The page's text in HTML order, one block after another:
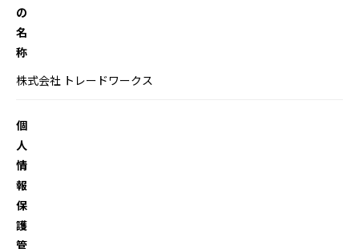
の
名
称
株式会社 トレードワークス
個
人
情
報
保
護
管